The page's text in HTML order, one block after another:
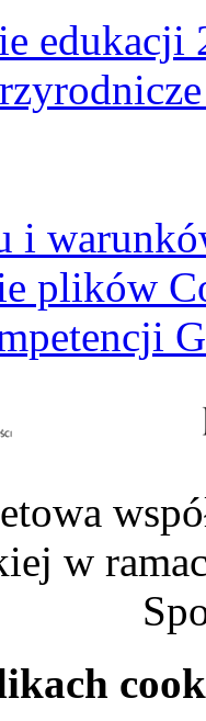
edukacji
i
plików
w